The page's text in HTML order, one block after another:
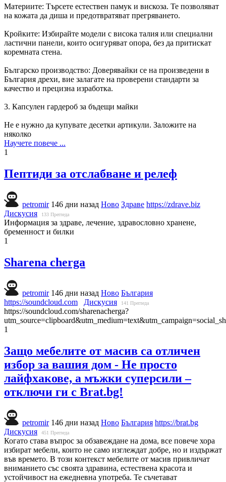
Материите: Търсете естествен памук и вискоза. Те позволяват
на кожата да диша и предотвратяват прегряването.
Кройките: Избирайте модели с висока талия или специални
ластични панели, които осигуряват опора, без да притискат
коремната стена.
Българско производство: Доверявайки се на произведени в
България дрехи, вие залагате на проверени стандарти за
качество и прецизна изработка.
3. Капсулен гардероб за бъдещи майки
Не е нужно да купувате десетки артикули. Заложите на
няколко
Научете повече ...
1
Пептиди за отслабване и релеф
petromir 146 дни назад Ново Здраве https://zdrave.biz
Дискусия
133 Прегледа
Информация за здраве, лечение, здравословно хранене,
бременност и билки
1
Sharena cherga
petromir 146 дни назад Ново България
https://soundcloud.com
Дискусия 141 Прегледа
https://soundcloud.com/sharenacherga?
1
Защо мебелите от масив са отличен
избор за вашия дом - Не просто
лайфхакове, а мъжки суперсили –
отключи ги с Brat.bg!
petromir 146 дни назад Ново България https://brat.bg
Дискусия
451 Прегледа
Когато става въпрос за обзавеждане на дома, все повече хора
избират мебели, които не само изглеждат добре, но и издържат
във времето. В този контекст мебелите от масив привличат
вниманието със своята здравина, естествена красота и
устойчивост на ежедневна употреба. Те съчетават